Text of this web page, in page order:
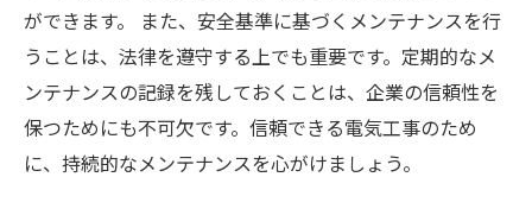
ができます。 また、安全基準に基づくメンテナンスを行
うことは、法律を遵守する上でも重要です。定期的なメ
ンテナンスの記録を残しておくことは、企業の信頼性を
保つためにも不可欠です。信頼できる電気工事のため
に、持続的なメンテナンスを心がけましょう。